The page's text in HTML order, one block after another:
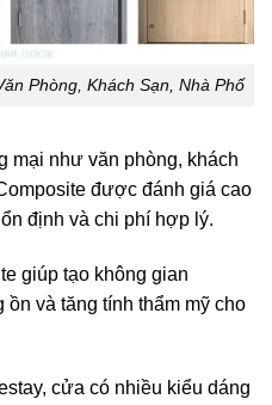
Phòng, Khách Sạn, Nhà Phố
mại như văn phòng, khách
được đánh giá cao
định và chi phí hợp lý.
giúp tạo không gian
và tăng tính thẩm mỹ cho
cửa có nhiều kiểu dáng